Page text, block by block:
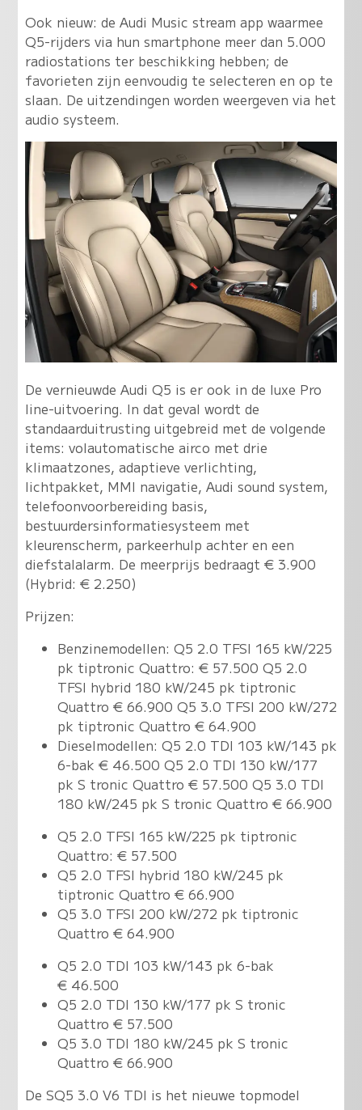
Ook nieuw: de Audi Music stream app waarmee
Q5-rijders via hun smartphone meer dan 5.000
radiostations ter beschikking hebben; de
favorieten zijn eenvoudig te selecteren en op te
slaan. De uitzendingen worden weergeven via het
audio systeem.
De vernieuwde Audi Q5 is er ook in de luxe Pro
line-uitvoering. In dat geval wordt de
standaarduitrusting uitgebreid met de volgende
items: volautomatische airco met drie
klimaatzones, adaptieve verlichting,
lichtpakket, MMI navigatie, Audi sound system,
telefoonvoorbereiding basis,
bestuurdersinformatiesysteem met
kleurenscherm, parkeerhulp achter en een
diefstalalarm. De meerprijs bedraagt € 3.900
(Hybrid: € 2.250)
Prijzen:
Benzinemodellen: Q5 2.0 TFSI 165 kW/225
pk tiptronic Quattro: € 57.500 Q5 2.0
TFSI hybrid 180 kW/245 pk tiptronic
Quattro € 66.900 Q5 3.0 TFSI 200 kW/272
pk tiptronic Quattro € 64.900
Dieselmodellen: Q5 2.0 TDI 103 kW/143 pk
6-bak € 46.500 Q5 2.0 TDI 130 kW/177
pk S tronic Quattro € 57.500 Q5 3.0 TDI
180 kW/245 pk S tronic Quattro € 66.900
Q5 2.0 TFSI 165 kW/225 pk tiptronic
Quattro: € 57.500
Q5 2.0 TFSI hybrid 180 kW/245 pk
tiptronic Quattro € 66.900
Q5 3.0 TFSI 200 kW/272 pk tiptronic
Quattro € 64.900
Q5 2.0 TDI 103 kW/143 pk 6-bak
€ 46.500
Q5 2.0 TDI 130 kW/177 pk S tronic
Quattro € 57.500
Q5 3.0 TDI 180 kW/245 pk S tronic
Quattro € 66.900
De SQ5 3.0 V6 TDI is het nieuwe topmodel